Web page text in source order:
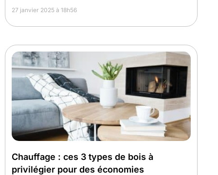
27 janvier 2025 à 18h56
Chauffage : ces 3 types de bois à
privilégier pour des économies